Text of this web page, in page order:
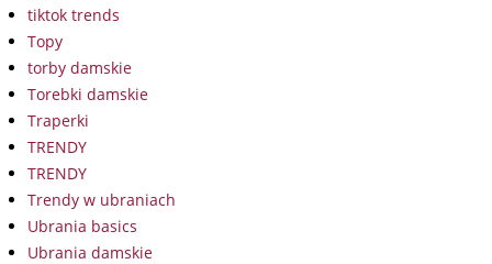
tiktok trends
Topy
torby damskie
Torebki damskie
Traperki
TRENDY
TRENDY
Trendy w ubraniach
Ubrania basics
Ubrania damskie